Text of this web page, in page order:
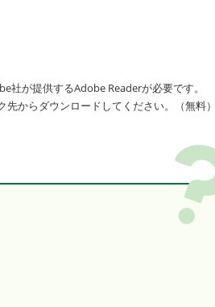
社が提供するAdobe Readerが必要です。
からダウンロードしてください。（無料）